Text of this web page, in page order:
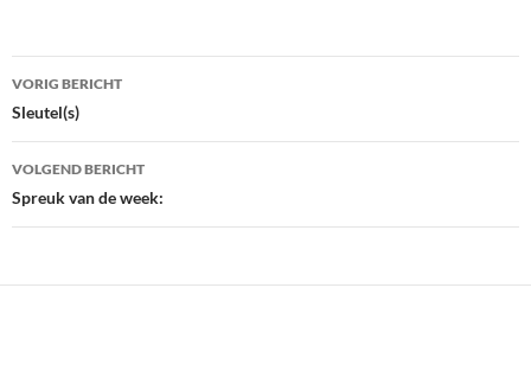
Bericht
navigatie
VORIG BERICHT
Sleutel(s)
VOLGEND BERICHT
Spreuk van de week: